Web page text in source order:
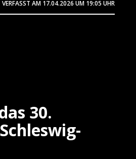
VERFASST AM 17.04.2026 UM 19:05 UHR
30.